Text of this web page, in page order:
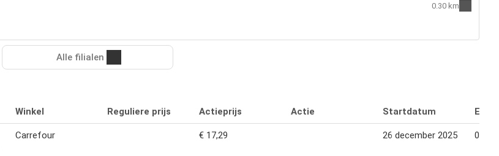
0.30 km
Alle filialen
Winkel Reguliere prijs Actieprijs Actie Startdatum
Carrefour € 17,29 26 december 2025 05